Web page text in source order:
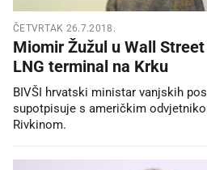
ČETVRTAK 26.7.2018.
Miomir Žužul u Wall
LNG terminal na Krku
BIVŠI hrvatski ministar vanjskih
supotpisuje s američkim
Rivkinom.